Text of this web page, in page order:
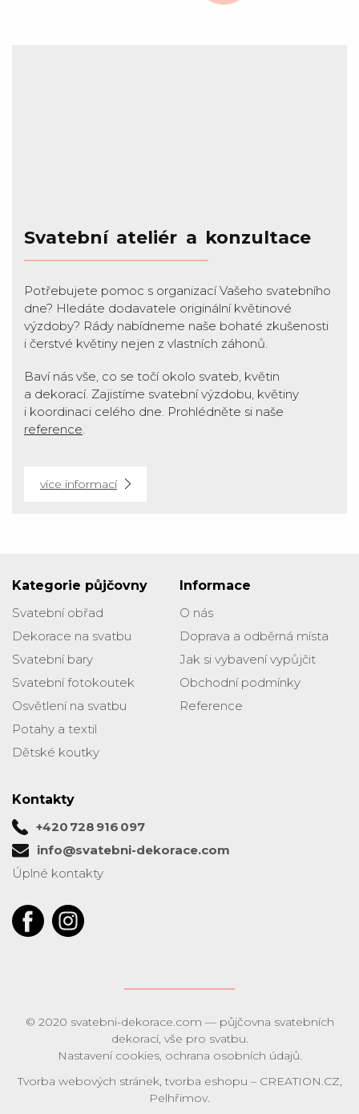
Svatební ateliér a konzultace
Potřebujete pomoc s organizací Vašeho svatebního
dne? Hledáte dodavatele originální květinové
výzdoby? Rády nabídneme naše bohaté zkušenosti
i čerstvé květiny nejen z vlastních záhonů.
Baví nás vše, co se točí okolo svateb, květin
a dekorací. Zajistíme svatební výzdobu, květiny
i koordinaci celého dne. Prohlédněte si naše
reference.
více informací
Kategorie půjčovny
Svatební obřad
Dekorace na svatbu
Svatební bary
Svatební fotokoutek
Osvětlení na svatbu
Potahy a textil
Dětské koutky
Informace
O nás
Doprava a odběrná místa
Jak si vybavení vypůjčit
Obchodní podmínky
Reference
Kontakty
+420 728 916 097
info@svatebni-dekorace.com
Úplné kontakty
© 2020 svatebni-dekorace.com — půjčovna svatebních
dekorací, vše pro svatbu.
Nastavení cookies, ochrana osobních údajů.
Tvorba webových stránek, tvorba eshopu – CREATION.CZ,
Pelhřimov.